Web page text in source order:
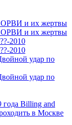
ОРВИ и их жертвы
ОРВИ и их жертвы
2010
2010
удар по
удар по